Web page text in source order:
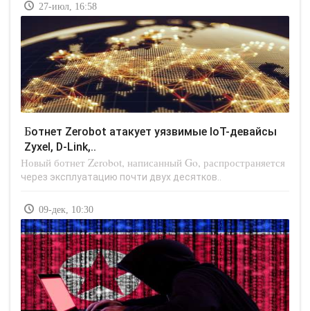
27-июл, 16:58
Ботнет Zerobot атакует уязвимые IoT-девайсы
Zyxel, D-Link,..
Новый ботнет Zerobot, написанный Go, распространяется
через эксплуатацию почти двух десятков..
09-дек, 10:30